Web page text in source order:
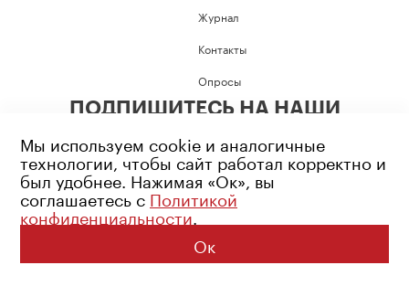
Журнал
Контакты
Опросы
ПОДПИШИТЕСЬ НА НАШИ
Возрастное ограничение: 16+
Политика конфиденциальности
© 2026 Все права защищены
Мы используем cookie и аналогичные
технологии, чтобы сайт работал корректно и
был удобнее. Нажимая «Ок», вы
соглашаетесь с Политикой
конфиденциальности.
Ок